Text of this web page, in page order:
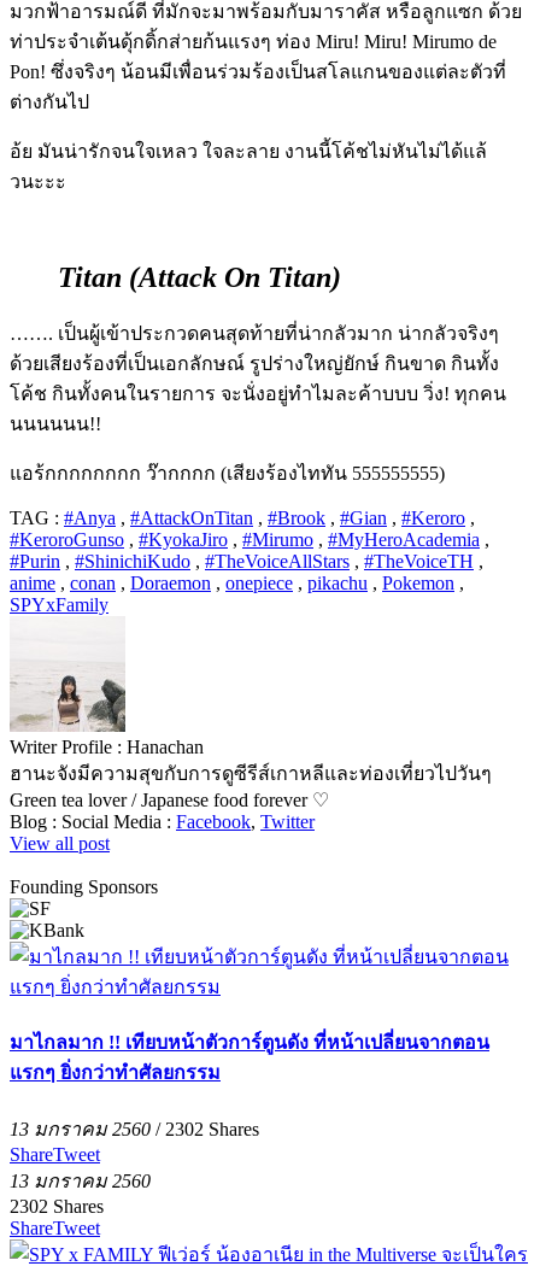
มวกฟ้าอารมณ์ดี ที่มักจะมาพร้อมกับมาราคัส หรือลูกแซก ด้วย
ท่าประจำเต้นดุ้กดิ้กส่ายก้นแรงๆ ท่อง Miru! Miru! Mirumo de
Pon! ซึ่งจริงๆ น้อนมีเพื่อนร่วมร้องเป็นสโลแกนของแต่ละตัวที่
ต่างกันไป
อ้ย มันน่ารักจนใจเหลว ใจละลาย งานนี้โค้ชไม่หันไม่ได้แล้
วนะะะ
Titan (Attack On Titan)
……. เป็นผู้เข้าประกวดคนสุดท้ายที่น่ากลัวมาก น่ากลัวจริงๆ
ด้วยเสียงร้องที่เป็นเอกลักษณ์ รูปร่างใหญ่ยักษ์ กินขาด กินทั้ง
โค้ช กินทั้งคนในรายการ จะนั่งอยู่ทำไมละค้าบบบ วิ่ง! ทุกคน
นนนนนน!!
แอร้กกกกกกกก ว๊ากกกก (เสียงร้องไททัน 555555555)
TAG : #Anya , #AttackOnTitan , #Brook , #Gian , #Keroro ,
#KeroroGunso , #KyokaJiro , #Mirumo , #MyHeroAcademia ,
#Purin , #ShinichiKudo , #TheVoiceAllStars , #TheVoiceTH ,
anime , conan , Doraemon , onepiece , pikachu , Pokemon ,
SPYxFamily
Writer Profile : Hanachan
ฮานะจังมีความสุขกับการดูซีรีส์เกาหลีและท่องเที่ยวไปวันๆ
Green tea lover / Japanese food forever ♡
Blog : Social Media : Facebook, Twitter
View all post
Founding Sponsors
มาไกลมาก !! เทียบหน้าตัวการ์ตูนดัง ที่หน้าเปลี่ยนจากตอน
แรกๆ ยิ่งกว่าทำศัลยกรรม
13 มกราคม 2560 / 2302 Shares
ShareTweet
13 มกราคม 2560
2302 Shares
ShareTweet